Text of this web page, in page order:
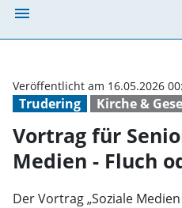
menu
Trudering Kirche &
Veröffentlicht am 16.05.2026
Vortrag für
Medien - Fluch
Der Vortrag „Soziale